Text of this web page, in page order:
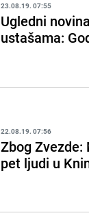
23.08.19. 07:55
Ugledni
ustašama:
22.08.19. 07:56
Zbog
pet ljudi u